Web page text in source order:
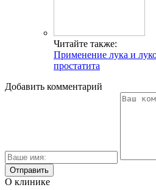
Читайте также:
Применение лука и
простатита
Добавить комментарий
О клинике